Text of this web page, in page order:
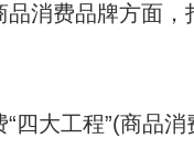
消费品牌方面
大工程”(商品消